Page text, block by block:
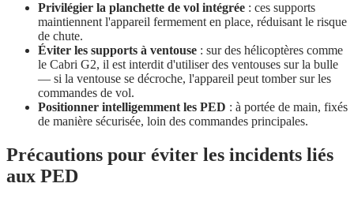
Privilégier la planchette de vol intégrée : ces supports
maintiennent l'appareil fermement en place, réduisant le risque
de chute.
Éviter les supports à ventouse : sur des hélicoptères comme
le Cabri G2, il est interdit d'utiliser des ventouses sur la bulle
— si la ventouse se décroche, l'appareil peut tomber sur les
commandes de vol.
Positionner intelligemment les PED : à portée de main, fixés
de manière sécurisée, loin des commandes principales.
Précautions pour éviter les incidents liés
aux PED